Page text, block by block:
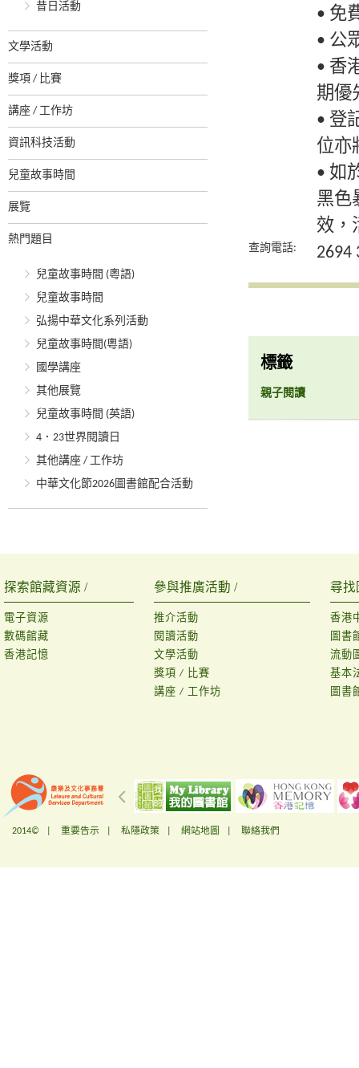
昔日活動
文學活動
獎項 / 比賽
講座 / 工作坊
資訊科技活動
兒童故事時間
展覽
熱門題目
兒童故事時間 (粵語)
兒童故事時間
弘揚中華文化系列活動
兒童故事時間(粵語)
國學講座
其他展覽
兒童故事時間 (英語)
4．23世界閱讀日
其他講座 / 工作坊
中華文化節2026圖書館配合活動
• 免
• 公
• 香
期優
• 登
位亦
• 如
黑色
效，
查詢電話: 2694
標籤
親子閱讀
探索館藏資源 /
電子資源
數碼館藏
香港記憶
參與推廣活動 /
推介活動
閱讀活動
文學活動
獎項 / 比賽
講座 / 工作坊
尋找
香港
圖書
流動
基本
圖書
2014© | 重要告示 私隱政策 網站地圖 聯絡我們